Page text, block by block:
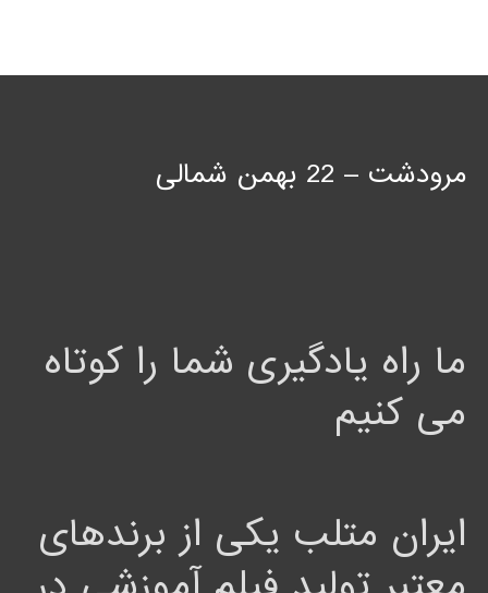
مرودشت – 22 بهمن شمالی
ما راه یادگیری شما را کوتاه
می کنیم
ایران متلب یکی از برندهای